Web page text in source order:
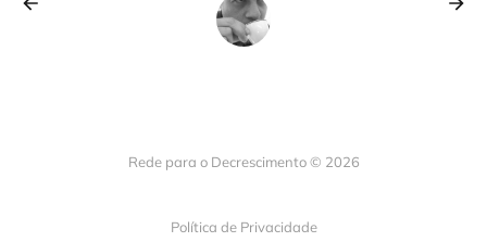
Rede para o Decrescimento © 2026
Política de Privacidade